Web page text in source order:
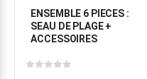
ENSEMBLE 6 PIECES :
SEAU DE PLAGE +
ACCESSOIRES